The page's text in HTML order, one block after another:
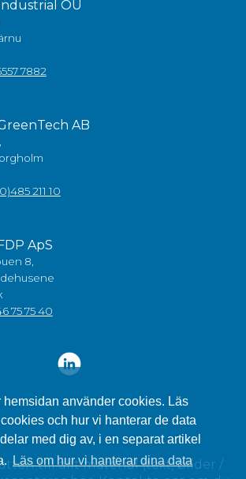
hemsidan använder cookies. Läs
och hur vi hanterar de data
med dig av, i en separat artikel
Läs om hur vi hanterar dina data
OÜ
7882
AB
211 10
ApS
8,
75 75 40
till allt material (text, bilder /